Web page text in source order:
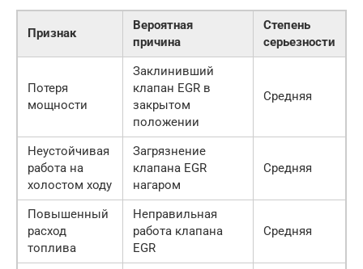
Признак
Вероятная
причина
Степень
серьезности
Потеря
мощности
Заклинивший
клапан EGR в
закрытом
положении
Средняя
Неустойчивая
работа на
холостом ходу
Загрязнение
клапана EGR
нагаром
Средняя
Повышенный
расход
топлива
Неправильная
работа клапана
EGR
Средняя